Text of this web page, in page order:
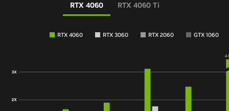
RTX 4060 RTX 4060 Ti
RTX 4060 RTX 3060 RTX 2060 GTX 1060